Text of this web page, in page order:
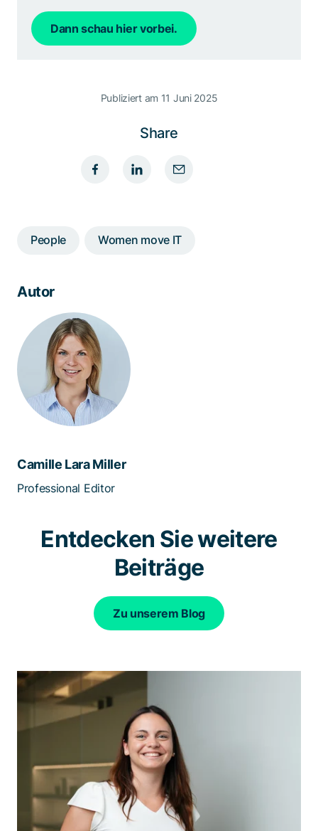
Dann schau hier vorbei.
Publiziert am 11 Juni 2025
Share
People Women move IT
Autor
Camille Lara Miller
Professional Editor
Entdecken Sie weitere
Beiträge
Zu unserem Blog